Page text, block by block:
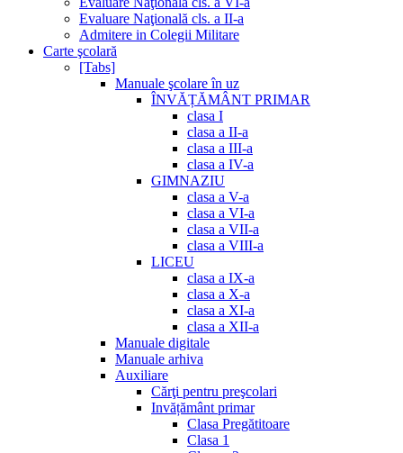
Evaluare Naţională cls. a II-a
Admitere in Colegii Militare
Carte şcolară
[Tabs]
Manuale şcolare în uz
ÎNVĂȚĂMÂNT PRIMAR
clasa I
clasa a II-a
clasa a III-a
clasa a IV-a
GIMNAZIU
clasa a V-a
clasa a VI-a
clasa a VII-a
clasa a VIII-a
LICEU
clasa a IX-a
clasa a X-a
clasa a XI-a
clasa a XII-a
Manuale digitale
Manuale arhiva
Auxiliare
Cărţi pentru preşcolari
Invățământ primar
Clasa Pregătitoare
Clasa 1